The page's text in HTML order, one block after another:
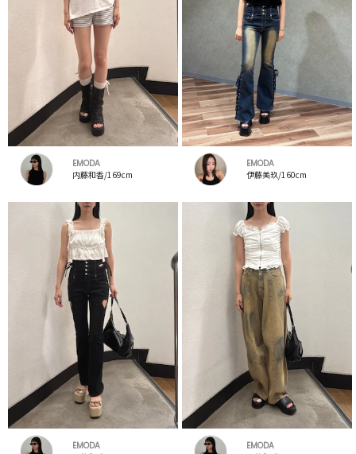
EMODA
内藤和香/169cm
EMODA
伊藤美玖/160cm
EMODA
EMODA